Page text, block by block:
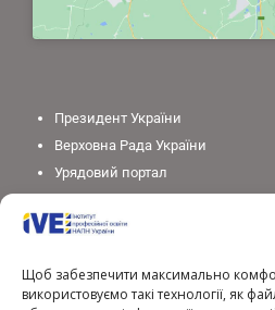
Щоб забезпечити максимально
використовуємо такі технології, як
Президент України
Верховна Рада України
Урядовий портал
Міністерство освіти і науки